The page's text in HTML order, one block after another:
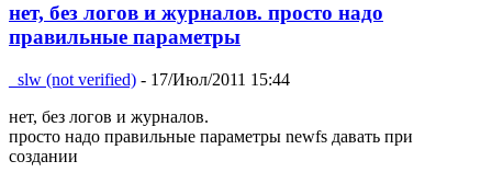
нет, без логов и журналов. просто надо
правильные параметры
_slw (not verified) - 17/Июл/2011 15:44
нет, без логов и журналов.
просто надо правильные параметры newfs давать при
создании